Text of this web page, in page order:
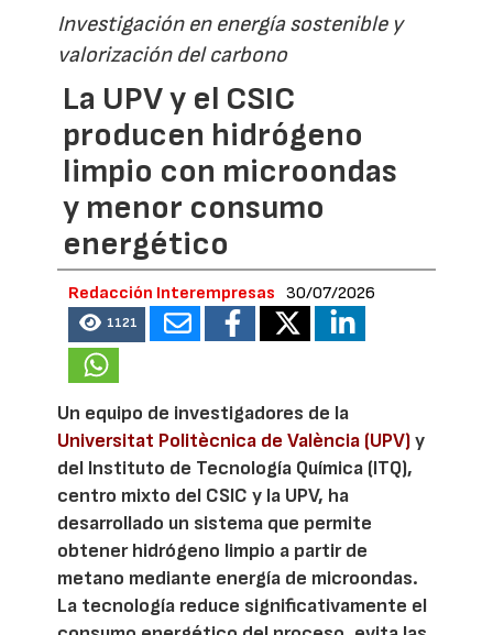
Investigación en energía sostenible y
valorización del carbono
La UPV y el CSIC
producen hidrógeno
limpio con microondas
y menor consumo
energético
Redacción Interempresas 30/07/2026
1121
Un equipo de investigadores de la
Universitat Politècnica de València (UPV)y
del Instituto de Tecnología Química (ITQ),
centro mixto del CSIC y la UPV, ha
desarrollado un sistema que permite
obtener hidrógeno limpio a partir de
metano mediante energía de microondas.
La tecnología reduce significativamente el